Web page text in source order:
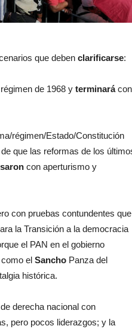
que deben clarificarse:
de 1968 y terminarácon
régimen/Estado/Constitución
que las reformas de los
con aperturismo y
con pruebas contundentes que
la Transición a la democracia
el PAN en el gobierno
el Sancho Panza del
histórica.
derecha nacional con
pero pocos liderazgos; y la